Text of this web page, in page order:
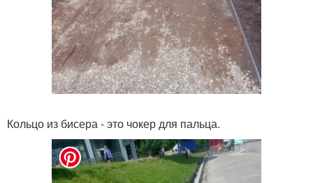
Кольцо из бисера - это чокер для пальца.